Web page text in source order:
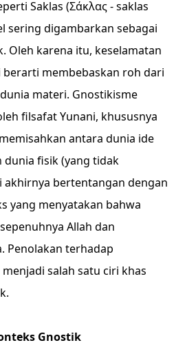
Saklas (Σάκλας - saklas
sering digambarkan sebagai
Oleh karena itu, keselamatan
membebaskan roh dari
materi. Gnostikisme
filsafat Yunani, khususnya
antara dunia ide
dunia fisik (yang tidak
akhirnya bertentangan dengan
yang menyatakan bahwa
Allah dan
Penolakan terhadap
salah satu ciri khas
Gnostik